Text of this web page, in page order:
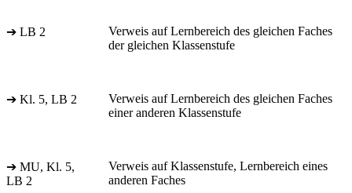
➔ LB 2
Verweis auf Lernbereich des gleichen Faches
der gleichen Klassenstufe
➔ Kl. 5, LB 2
Verweis auf Lernbereich des gleichen Faches
einer anderen Klassenstufe
➔ MU, Kl. 5,
LB 2
Verweis auf Klassenstufe, Lernbereich eines
anderen Faches